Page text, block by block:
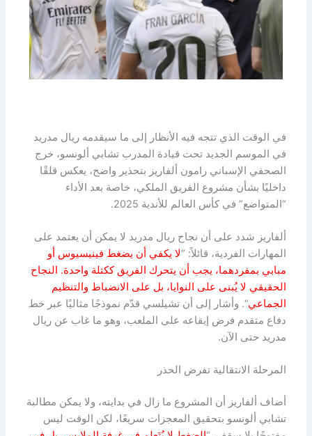
في الوقت الذي تتجه فيه الأنظار إلى ما سيقدمه ريال مدريد
في الموسم الجديد تحت قيادة المدرب تشابي ألونسو، خرج
الصحفي الإسباني رامون ألفاريز بتحذير واضح، يعكس قلقًا
داخليًا بشأن مشروع الفريق الملكي، خاصة بعد الأداء
“المتواضع” في كأس العالم للأندية 2025.
ألفاريز شدد على أن نجاح ريال مدريد لا يمكن أن يعتمد على
المهارات الفردية، قائلاً: “لا يكفي أن يضغط فينيسيوس أو
مبابي بمفردهما، يجب أن يتحرك الفريق ككتلة واحدة. النجاح
الحقيقي لا يُبنى على النوايا، بل على الانضباط والتنظيم
الجماعي“. وأشار إلى أن تشيلسي قدّم نموذجًا مثاليًا عبر خط
دفاع متقدم فرض إيقاعه على الملعب، وهو ما غاب عن ريال
مدريد حتى الآن.
المرحلة الانتقالية تفرض الحذر
أضاف ألفاريز أن المشروع ما زال في بدايته، ولا يمكن مطالبة
تشابي ألونسو بتحقيق المعجزات سريعًا، لكن الوقت ليس